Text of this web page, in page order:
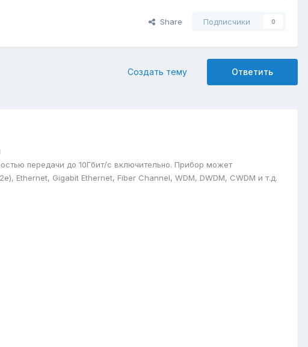
Share Подписчики 0
Ответить
Создать тему
передачи до 10Гбит/с включительно. Прибор может
Ethernet, Gigabit Ethernet, Fiber Channel, WDM, DWDM, CWDM и т.д.